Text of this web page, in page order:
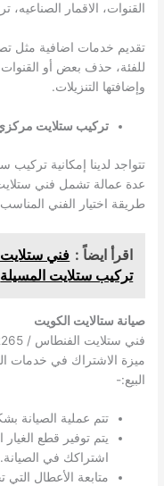
القنوات، الاقمار الصناعيه،
تقديم خدمات اضافية مثل
للفئة، حذف بعض أو
وإضافتها التنزيلات.
تركيب ستلايت
تتواجد لدينا إمكانية
عدة عمالة تشمل فني
طريقة اختيار الفني
اقرأ ايضاً :
تركيب ستلايت المسيلة
صيانة ستالايت الكويت
ميزة الاشتراك في خدمات
البيع:-
تتم عملية الصيانة
يتم توفير قطع
اشتراكك في الصيانة.
متابعة الأعطال